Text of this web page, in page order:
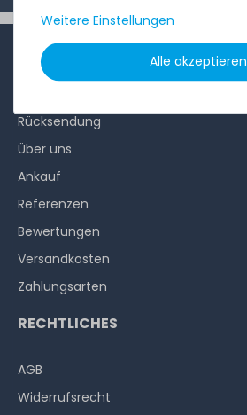
Weitere Einstellungen
Alle akzeptieren
INFORMATIONEN
Rücksendung
Über uns
Ankauf
Referenzen
Bewertungen
Versandkosten
Zahlungsarten
RECHTLICHES
AGB
Widerrufs­recht